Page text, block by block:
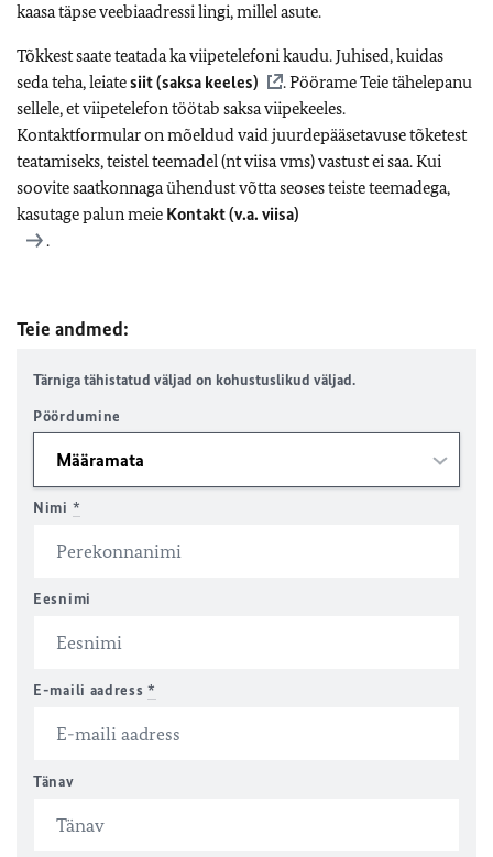
kaasa täpse veebiaadressi lingi, millel asute.
Tõkkest saate teatada ka viipetelefoni kaudu. Juhised, kuidas
seda teha, leiatesiit (saksa keeles)
. Pöörame Teie tähelepanu
sellele, et viipetelefon töötab saksa viipekeeles.
Kontaktformular on mõeldud vaid juurdepääsetavuse tõketest
teatamiseks, teistel teemadel (nt viisa vms) vastust ei saa. Kui
soovite saatkonnaga ühendust võtta seoses teiste teemadega,
kasutage palun meie Kontakt (v.a. viisa)
.
Teie andmed:
Tärniga tähistatud väljad on kohustuslikud väljad.
Pöördumine
Nimi *
Eesnimi
E-maili aadress*
Tänav